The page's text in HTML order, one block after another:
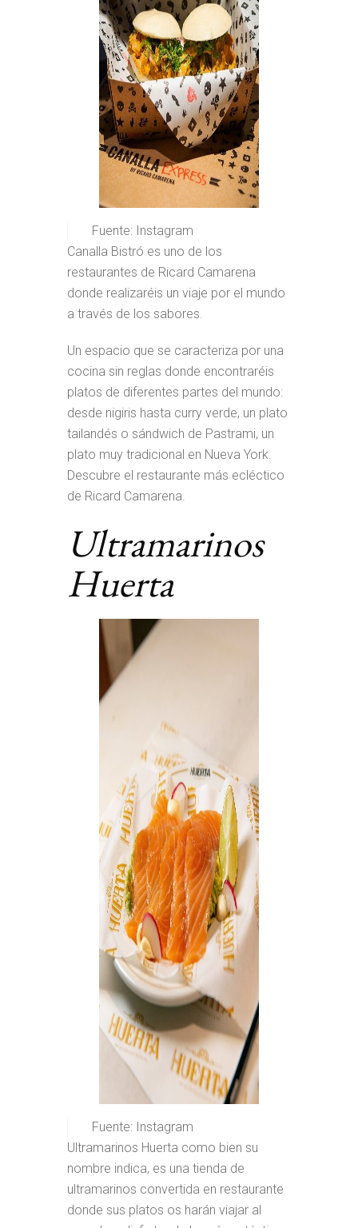
Fuente: Instagram
Canalla Bistró es uno de los
restaurantes de Ricard Camarena
donde realizaréis un viaje por el mundo
a través de los sabores.
Un espacio que se caracteriza por una
cocina sin reglas donde encontraréis
platos de diferentes partes del mundo:
desde nigiris hasta curry verde, un plato
tailandés o sándwich de Pastrami, un
plato muy tradicional en Nueva York.
Descubre el restaurante más ecléctico
de Ricard Camarena.
Ultramarinos
Huerta
Fuente: Instagram
Ultramarinos Huerta como bien su
nombre indica, es una tienda de
ultramarinos convertida en restaurante
donde sus platos os harán viajar al